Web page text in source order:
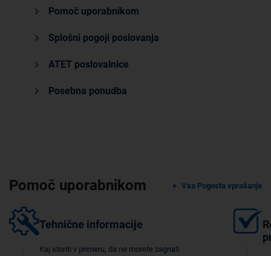
Pomoč uporabnikom
Splošni pogoji poslovanja
ATET poslovalnice
Posebna ponudba
Pomoč uporabnikom Vsa Pogosta vprašanja
Tehnične informacije
Kaj storiti v primeru, da ne morete zagnati